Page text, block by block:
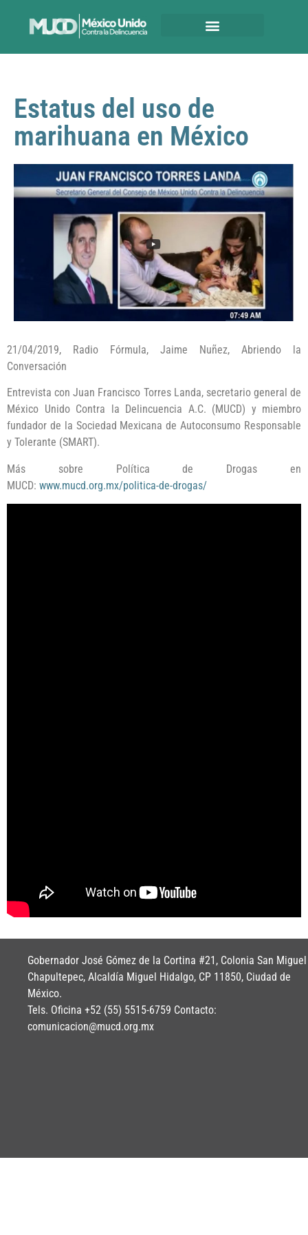
Estatus del uso de
marihuana en México
21/04/2019, Radio Fórmula, Jaime Nuñez, Abriendo la
Conversación
Entrevista con Juan Francisco Torres Landa, secretario general de
México Unido Contra la Delincuencia A.C. (MUCD) y miembro
fundador de la Sociedad Mexicana de Autoconsumo Responsable
y Tolerante (SMART).
Más sobre Política de Drogas en
MUCD: www.mucd.org.mx/politica-de-drogas/
Gobernador José Gómez de la Cortina #21, Colonia San Miguel
Chapultepec, Alcaldía Miguel Hidalgo, CP 11850, Ciudad de
México.
Tels. Oficina +52 (55) 5515-6759 Contacto:
comunicacion@mucd.org.mx